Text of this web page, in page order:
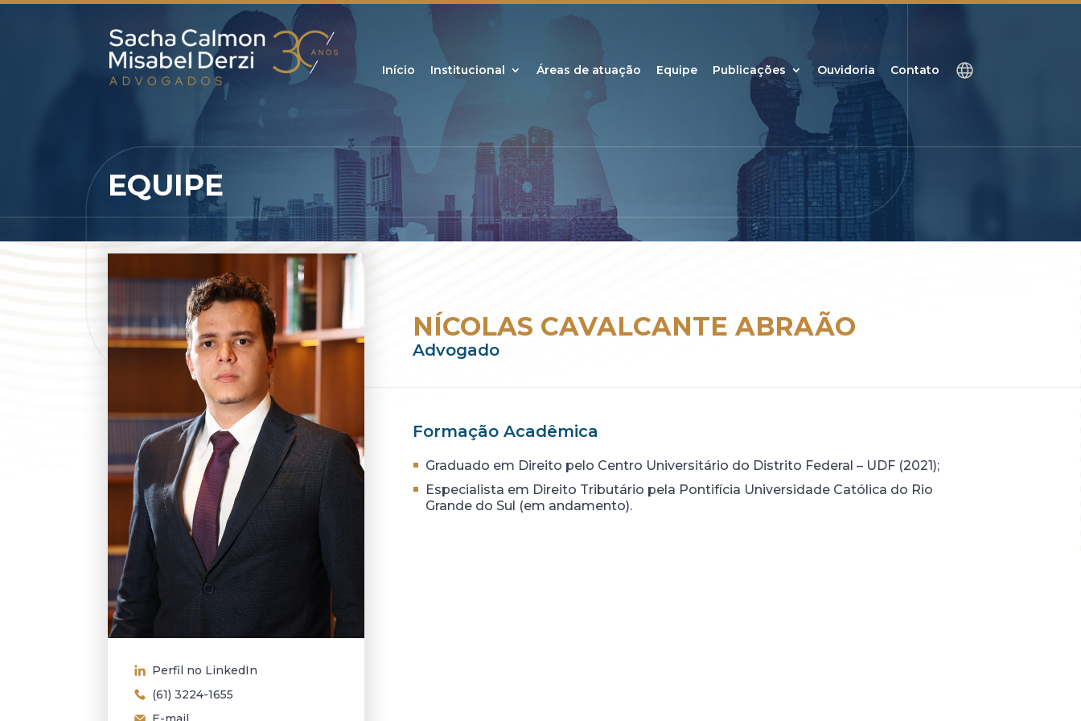
Início Institucional Áreas de atuação Equipe Publicações Ouvidoria Contato
EQUIPE
Perfil no LinkedIn
(61) 3224-1655
NÍCOLAS CAVALCANTE ABRAÃO
Advogado
Formação Acadêmica
Graduado em Direito pelo Centro Universitário do Distrito Federal – UDF (2021);
Especialista em Direito Tributário pela Pontifícia Universidade Católica do Rio
Grande do Sul (em andamento).